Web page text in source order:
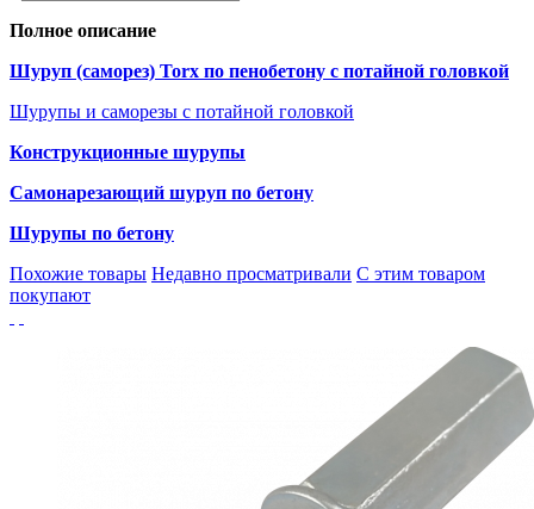
Полное описание
Шуруп (саморез) Torx по пенобетону с потайной головкой
Шурупы и саморезы с потайной головкой
Конструкционные шурупы
Самонарезающий шуруп по бетону
Шурупы по бетону
Похожие товары Недавно просматривали С этим товаром
покупают